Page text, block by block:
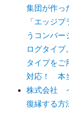
集団が作っ
「エッジ
うコンバ
ログタイ
タイプをご
対応！ 本
株式会社
復縁する方